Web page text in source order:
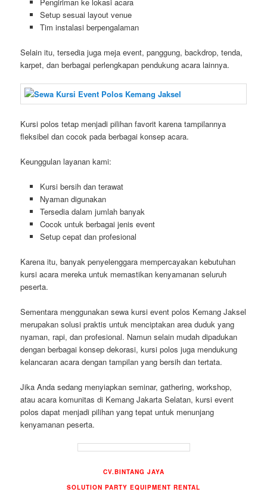
Setup sesuai layout venue
Tim instalasi berpengalaman
Selain itu, tersedia juga meja event, panggung, backdrop, tenda,
karpet, dan berbagai perlengkapan pendukung acara lainnya.
Kursi polos tetap menjadi pilihan favorit karena tampilannya
fleksibel dan cocok pada berbagai konsep acara.
Keunggulan layanan kami:
Kursi bersih dan terawat
Nyaman digunakan
Tersedia dalam jumlah banyak
Cocok untuk berbagai jenis event
Setup cepat dan profesional
Karena itu, banyak penyelenggara mempercayakan kebutuhan
kursi acara mereka untuk memastikan kenyamanan seluruh
peserta.
Sementara menggunakan sewa kursi event polos Kemang Jaksel
merupakan solusi praktis untuk menciptakan area duduk yang
nyaman, rapi, dan profesional. Namun selain mudah dipadukan
dengan berbagai konsep dekorasi, kursi polos juga mendukung
kelancaran acara dengan tampilan yang bersih dan tertata.
Jika Anda sedang menyiapkan seminar, gathering, workshop,
atau acara komunitas di Kemang Jakarta Selatan, kursi event
polos dapat menjadi pilihan yang tepat untuk menunjang
kenyamanan peserta.
CV.BINTANG JAYA
SOLUTION PARTY EQUIPMENT RENTAL